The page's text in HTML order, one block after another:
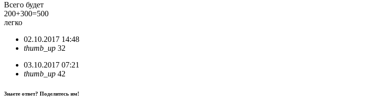
Всего будет
200+300=500
легко
02.10.2017 14:48
thumb_up 32
03.10.2017 07:21
thumb_up 42
Знаете ответ? Поделитесь им!